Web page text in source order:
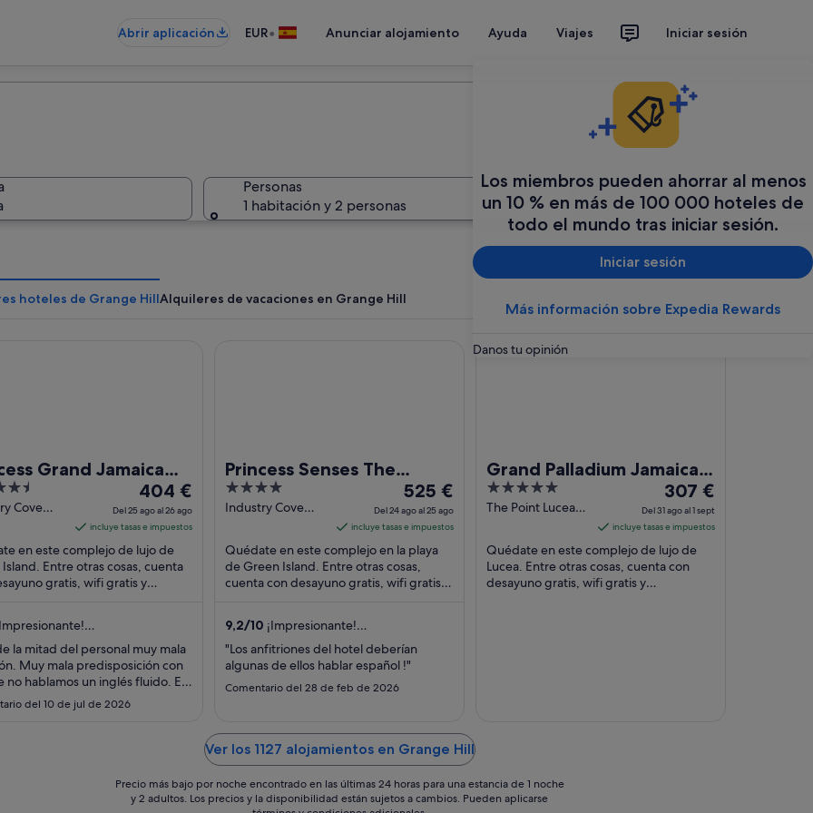
Abrir aplicación EUR• Anunciar alojamiento Ayuda Viajes Iniciar sesión
Los miembros pueden ahorrar al menos
un 10 % en más de 100 000 hoteles de
todo el mundo tras iniciar sesión.
Iniciar sesión
Más información sobre Expedia Rewards
Danos tu opinión
Personas
1 habitación y 2 personas
Buscar
hoteles de Grange HillAlquileres de vacaciones en Grange Hill
Grand Jamaica
- All Inclusive
Cove
El
precio
es
de
404 €
por
ago
al
404 €
Del 25 ago al 26 ago
incluye tasas e impuestos
en este complejo de lujo de
Entre otras cosas, cuenta
gratis, wifi gratis y
la mitad del personal muy mala
Muy mala predisposición con
no hablamos un inglés fluido. El
de cenas en los restaurantes es
te hacen esperar un montón de
del 10 de jul de 2026
Princess Senses The
Mangrove Resort - Adults
Only
4
out
5
Industry Cove
El
precio
es
de
525 €
por
24
ago
525 €
Del 24 ago al 25 ago
incluye tasas e impuestos
Quédate en este complejo en la playa
de Green Island. Entre otras cosas,
cuenta con desayuno gratis, wifi gratis y
9,2/10 ¡Impresionante!
(902 comentarios)
"Los anfitriones del hotel deberían
algunas de ellos hablar español !"
Comentario del 28 de feb de 2026
Princess Senses The Mangrove Resort - Adults Only
Grand Palladium Jamaica
Resort & Spa All Inclusive
5
out
5
The Point Lucea
El
precio
es
de
307 €
307 €
Del 31 ago al 1 sept
incluye tasas e impuestos
Quédate en este complejo de lujo de
Lucea. Entre otras cosas, cuenta con
desayuno gratis, wifi gratis y
Grand Palladium Jamaica Resort & Spa All Inclusive
Ver los 1127 alojamientos en Grange Hill
Precio más bajo por noche encontrado en las últimas 24 horas para una estancia de 1 noche
y 2 adultos. Los precios y la disponibilidad están sujetos a cambios. Pueden aplicarse